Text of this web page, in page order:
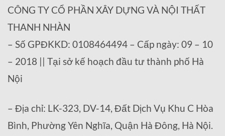
CÔNG TY CỔ PHẦN XÂY DỰNG VÀ NỘI THẤT
THANH NHÀN
– Số GPĐKKD: 0108464494 – Cấp ngày: 09 – 10
– 2018 || Tại sở kế hoạch đầu tư thành phố Hà
Nội
– Địa chỉ: LK-323, DV-14, Đất Dịch Vụ Khu C Hòa
Bình, Phường Yên Nghĩa, Quận Hà Đông, Hà Nội.